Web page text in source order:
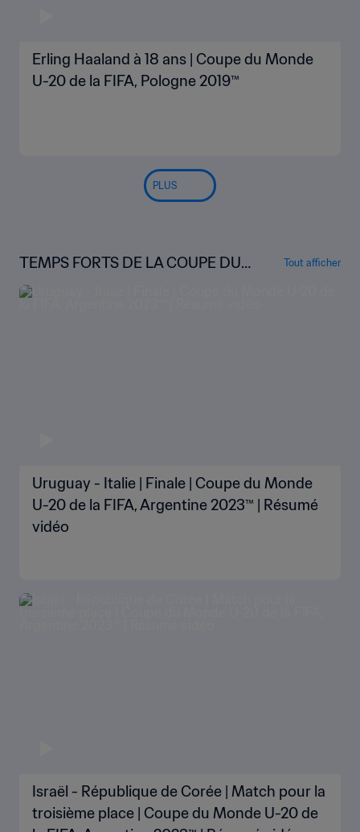
Erling Haaland à 18 ans | Coupe du Monde
U-20 de la FIFA, Pologne 2019™
PLUS
TEMPS FORTS DE LA COUPE DU
MONDE U-20 DE LA FIFA, ARGENT
INE 2023™
Tout afficher
Uruguay - Italie | Finale | Coupe du Monde
U-20 de la FIFA, Argentine 2023™ | Résumé
vidéo
Israël - République de Corée | Match pour la
troisième place | Coupe du Monde U-20 de